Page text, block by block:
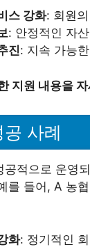
스 강화: 회원
: 안정적인 자
진: 지속 가능
지원 내용을
사례
적으로 운영
를 들어, A 농
화: 정기적인